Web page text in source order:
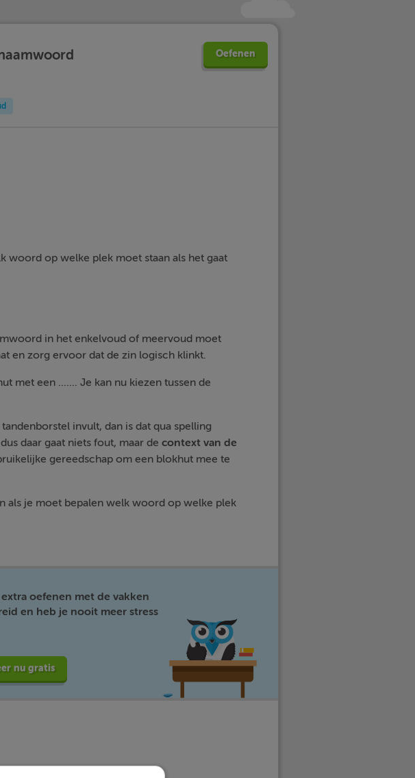
Oefenen
woord op welke plek moet staan als het gaat
in het enkelvoud of meervoud moet
en zorg ervoor dat de zin logisch klinkt.
met een ....... Je kan nu kiezen tussen de
invult, dan is dat qua spelling
daar gaat niets fout, maar de context van de
gereedschap om een blokhut mee te
als je moet bepalen welk woord op welke plek
oefenen met de vakken
en heb je nooit meer stress
nu gratis